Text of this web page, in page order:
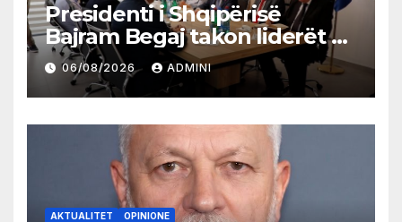
Presidenti i Shqipërisë
Bajram Begaj takon liderët e
partive shqiptare në Ulqin
06/08/2026 ADMINI
AKTUALITET OPINIONE